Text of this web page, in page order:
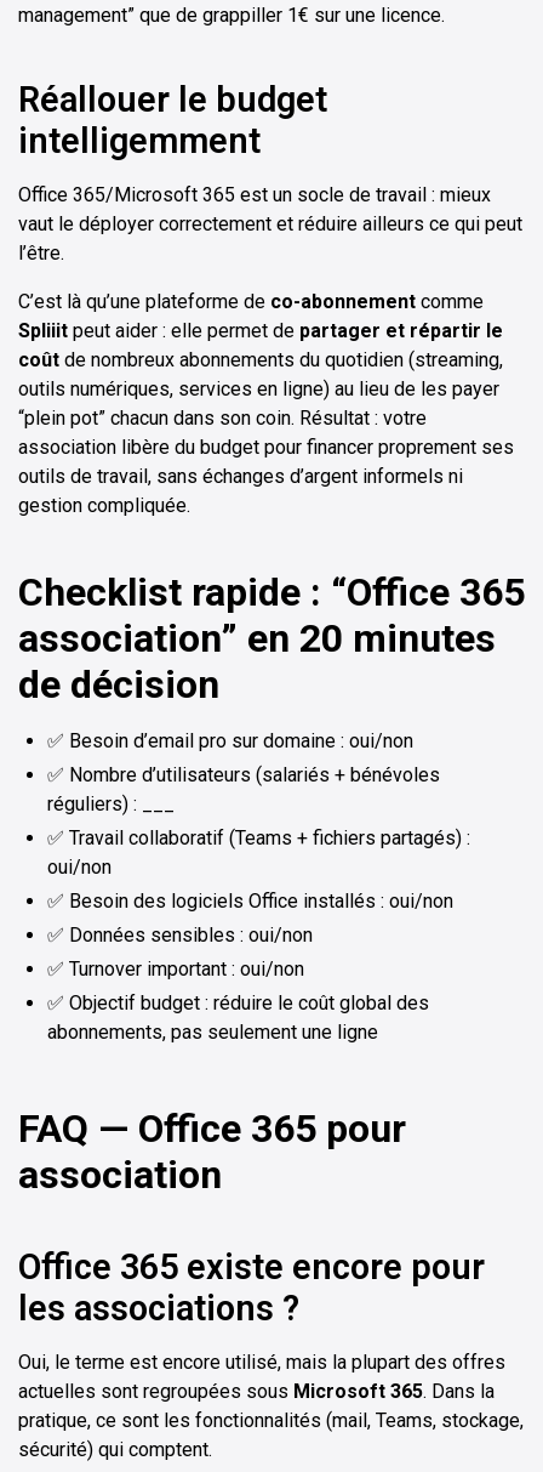
management” que de grappiller 1€ sur une licence.
Réallouer le budget
intelligemment
Office 365/Microsoft 365 est un socle de travail : mieux
vaut le déployer correctement et réduire ailleurs ce qui peut
l’être.
C’est là qu’une plateforme de co-abonnement comme
Spliiit peut aider : elle permet de partager et répartir le
coût de nombreux abonnements du quotidien (streaming,
outils numériques, services en ligne) au lieu de les payer
“plein pot” chacun dans son coin. Résultat : votre
association libère du budget pour financer proprement ses
outils de travail, sans échanges d’argent informels ni
gestion compliquée.
Checklist rapide : “Office 365
association” en 20 minutes
de décision
✅ Besoin d’email pro sur domaine : oui/non
✅ Nombre d’utilisateurs (salariés + bénévoles
réguliers) : ___
✅ Travail collaboratif (Teams + fichiers partagés) :
oui/non
✅ Besoin des logiciels Office installés : oui/non
✅ Données sensibles : oui/non
✅ Turnover important : oui/non
✅ Objectif budget : réduire le coût global des
abonnements, pas seulement une ligne
FAQ — Office 365 pour
association
Office 365 existe encore pour
les associations ?
Oui, le terme est encore utilisé, mais la plupart des offres
actuelles sont regroupées sous Microsoft 365. Dans la
pratique, ce sont les fonctionnalités (mail, Teams, stockage,
sécurité) qui comptent.